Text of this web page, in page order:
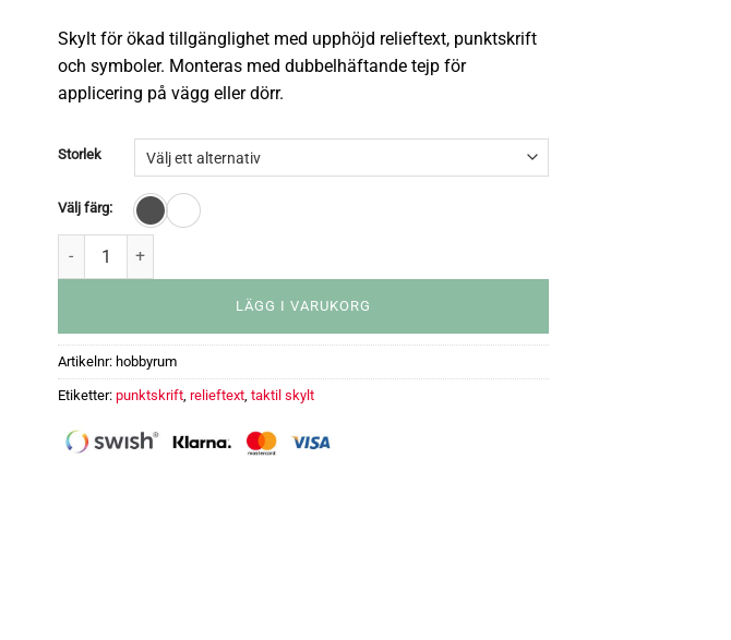
Skylt för ökad tillgänglighet med upphöjd relieftext, punktskrift
och symboler. Monteras med dubbelhäftande tejp för
applicering på vägg eller dörr.
Storlek
Välj färg:
LÄGG I VARUKORG
Artikelnr: hobbyrum
Etiketter: punktskrift relieftext taktil skylt